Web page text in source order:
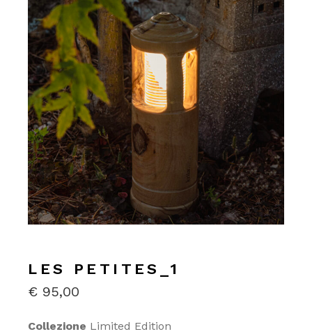
LES PETITES_1
€ 95,00
Collezione Limited Edition